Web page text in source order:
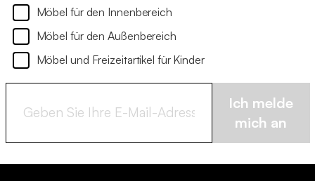
Möbel für den Innenbereich
Möbel für den Außenbereich
Möbel und Freizeitartikel für Kinder
Ich melde
mich an